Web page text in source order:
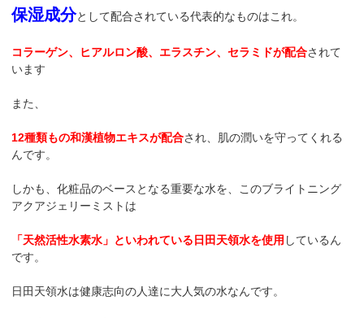
保湿成分として配合されている代表的なものはこれ。
コラーゲン、ヒアルロン酸、エラスチン、セラミドが配合されて
います
また、
12種類もの和漢植物エキスが配合され、肌の潤いを守ってくれる
んです。
しかも、化粧品のベースとなる重要な水を、このブライトニング
アクアジェリーミストは
「天然活性水素水」といわれている日田天領水を使用 しているん
です。
日田天領水は健康志向の人達に大人気の水なんです。